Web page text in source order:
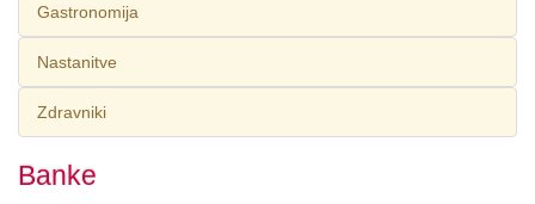
Gastronomija
Nastanitve
Zdravniki
Banke